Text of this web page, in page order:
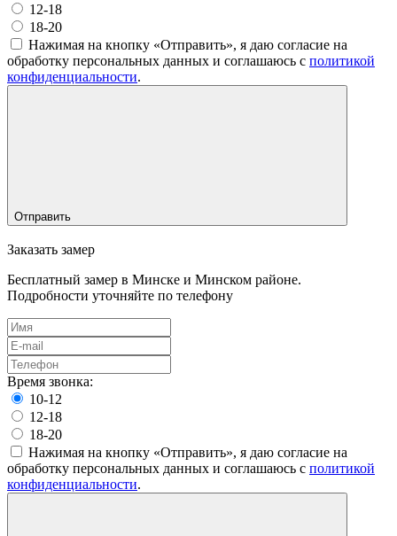
12-18
18-20
Нажимая на кнопку «Отправить», я даю согласие на
обработку персональных данных и соглашаюсь c политикой
конфиденциальности.
Отправить
Заказать замер
Бесплатный замер в Минске и Минском районе.
Подробности уточняйте по телефону
Время звонка:
10-12
12-18
18-20
Нажимая на кнопку «Отправить», я даю согласие на
обработку персональных данных и соглашаюсь c политикой
конфиденциальности.